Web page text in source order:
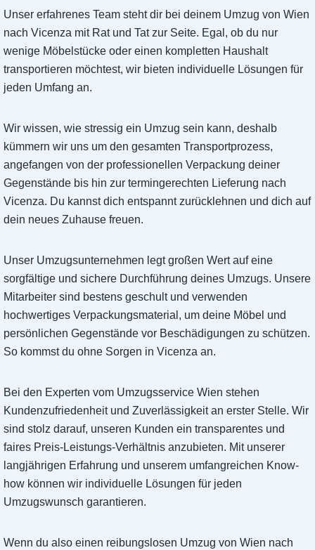
Unser erfahrenes Team steht dir bei deinem Umzug von Wien
nach Vicenza mit Rat und Tat zur Seite. Egal, ob du nur
wenige Möbelstücke oder einen kompletten Haushalt
transportieren möchtest, wir bieten individuelle Lösungen für
jeden Umfang an.
Wir wissen, wie stressig ein Umzug sein kann, deshalb
kümmern wir uns um den gesamten Transportprozess,
angefangen von der professionellen Verpackung deiner
Gegenstände bis hin zur termingerechten Lieferung nach
Vicenza. Du kannst dich entspannt zurücklehnen und dich auf
dein neues Zuhause freuen.
Unser Umzugsunternehmen legt großen Wert auf eine
sorgfältige und sichere Durchführung deines Umzugs. Unsere
Mitarbeiter sind bestens geschult und verwenden
hochwertiges Verpackungsmaterial, um deine Möbel und
persönlichen Gegenstände vor Beschädigungen zu schützen.
So kommst du ohne Sorgen in Vicenza an.
Bei den Experten vom Umzugsservice Wien stehen
Kundenzufriedenheit und Zuverlässigkeit an erster Stelle. Wir
sind stolz darauf, unseren Kunden ein transparentes und
faires Preis-Leistungs-Verhältnis anzubieten. Mit unserer
langjährigen Erfahrung und unserem umfangreichen Know-
how können wir individuelle Lösungen für jeden
Umzugswunsch garantieren.
Wenn du also einen reibungslosen Umzug von Wien nach